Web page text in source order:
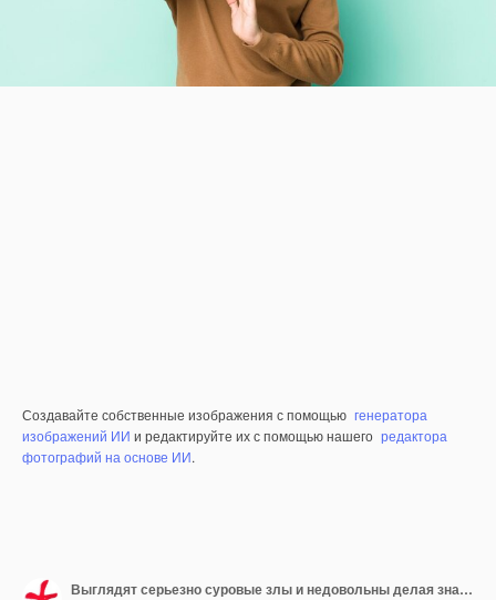
Создавайте собственные изображения с помощью генератора
изображений ИИ и редактируйте их с помощью нашего редактора
фотографий на основе ИИ.
Выглядят серьезно суровые злы и недовольны делая знак тайм-аут